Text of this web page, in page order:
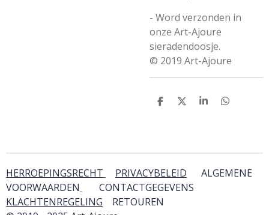
- Word verzonden in
onze Art-Ajoure
sieradendoosje.
© 2019 Art-Ajoure
D
D
S
D
HERROEPINGSRECHT PRIVACYBELEID
ALGEMENE
VOORWAARDEN
CONTACTGEGEVENS
KLACHTENREGELING
RETOUREN